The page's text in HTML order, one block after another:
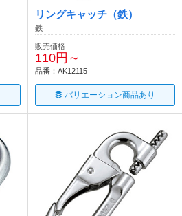
リングキャッチ（鉄）
鉄
販売価格
110円～
品番：AK12115
バリエーション商品あり